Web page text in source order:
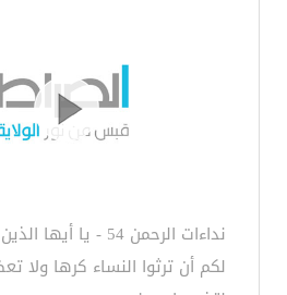
نداءات الرحمن 54 - يا
لكم أن ترثوا النساء كرها ولا